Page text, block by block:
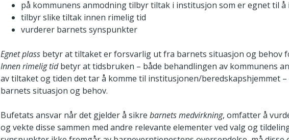
på kommunens anmodning tilbyr tiltak i institusjon som er egnet til
tilbyr slike tiltak innen rimelig tid
vurderer barnets synspunkter
Egnet plass betyr at tiltaket er forsvarlig ut fra barnets situasjon og behov
Innen rimelig tidbetyr at tidsbruken – både behandlingen av kommunens
av tiltaket og tiden det tar å komme til institusjonen/beredskapshjemmet
barnets situasjon og behov.
Bufetats ansvar når det gjelder å sikre barnets medvirkning, omfatter å
og vekte disse sammen med andre relevante elementer ved valg og